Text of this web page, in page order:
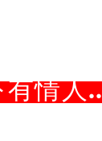
情人